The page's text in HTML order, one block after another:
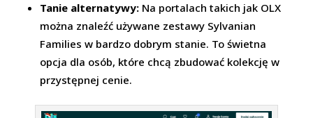
Tanie alternatywy: Na portalach takich jak OLX
można znaleźć używane zestawy Sylvanian
Families w bardzo dobrym stanie. To świetna
opcja dla osób, które chcą zbudować kolekcję w
przystępnej cenie.